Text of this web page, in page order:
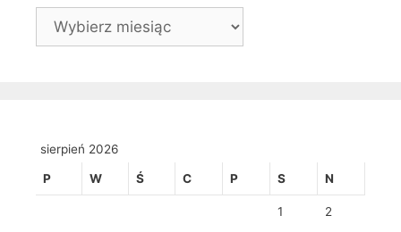
Archiwa
sierpień 2026
P W Ś C P S N
1 2